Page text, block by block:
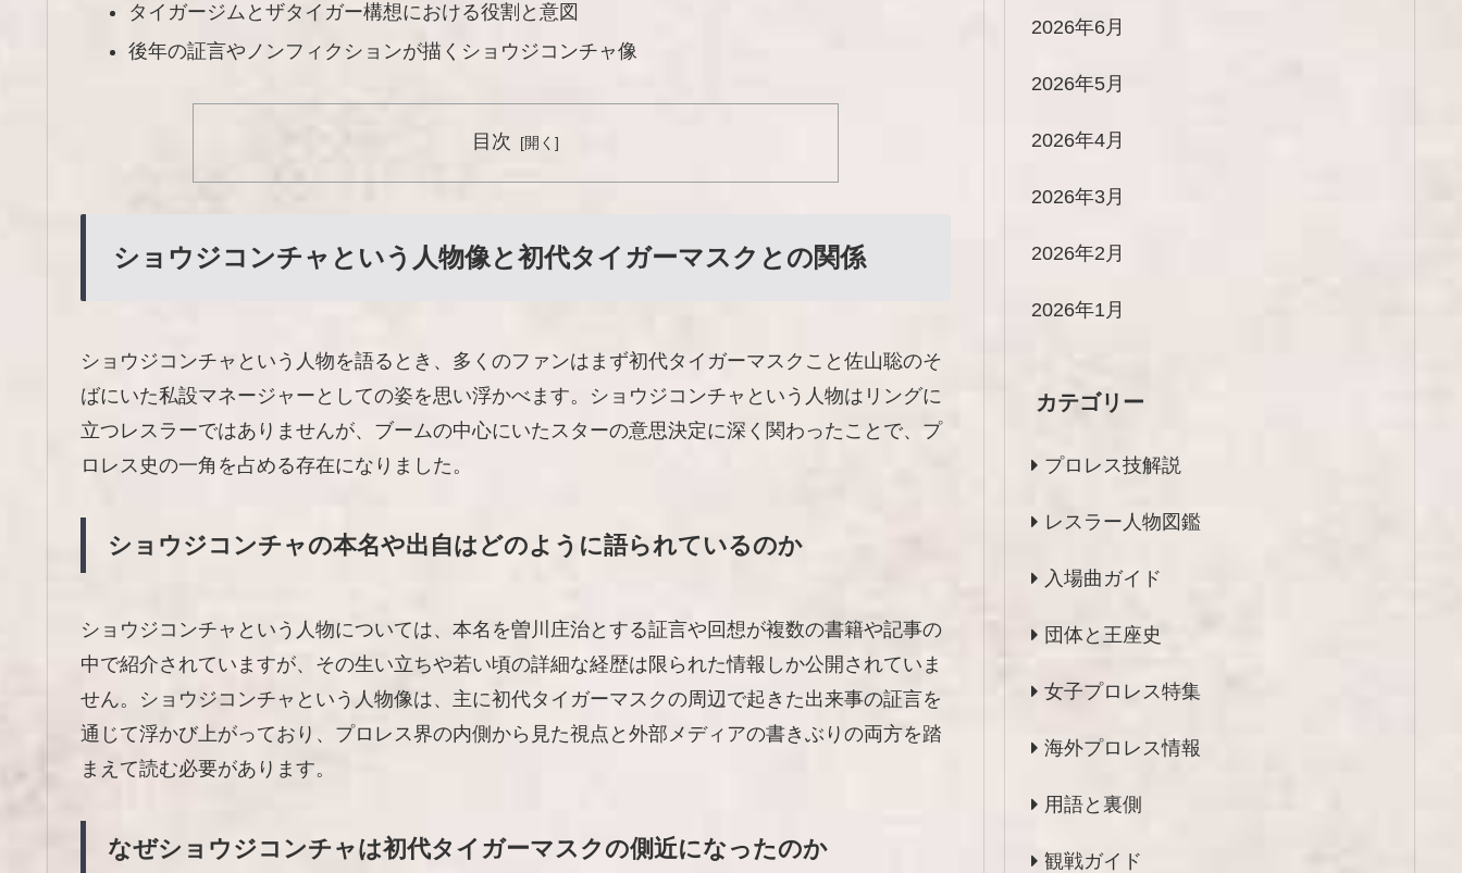
タイガージムとザタイガー構想における役割と意図
後年の証言やノンフィクションが描くショウジコンチャ像
目次
ショウジコンチャという人物像と初代タイガーマスクとの関係
ショウジコンチャという人物を語るとき、多くのファンはまず初代タイガーマスクこと佐山聡のそ
ばにいた私設マネージャーとしての姿を思い浮かべます。ショウジコンチャという人物はリングに
立つレスラーではありませんが、ブームの中心にいたスターの意思決定に深く関わったことで、プ
ロレス史の一角を占める存在になりました。
ショウジコンチャの本名や出自はどのように語られているのか
ショウジコンチャという人物については、本名を曽川庄治とする証言や回想が複数の書籍や記事の
中で紹介されていますが、その生い立ちや若い頃の詳細な経歴は限られた情報しか公開されていま
せん。ショウジコンチャという人物像は、主に初代タイガーマスクの周辺で起きた出来事の証言を
通じて浮かび上がっており、プロレス界の内側から見た視点と外部メディアの書きぶりの両方を踏
まえて読む必要があります。
なぜショウジコンチャは初代タイガーマスクの側近になったのか
2026年6月
2026年5月
2026年4月
2026年3月
2026年2月
2026年1月
カテゴリー
プロレス技解説
レスラー人物図鑑
入場曲ガイド
団体と王座史
女子プロレス特集
海外プロレス情報
用語と裏側
観戦ガイド